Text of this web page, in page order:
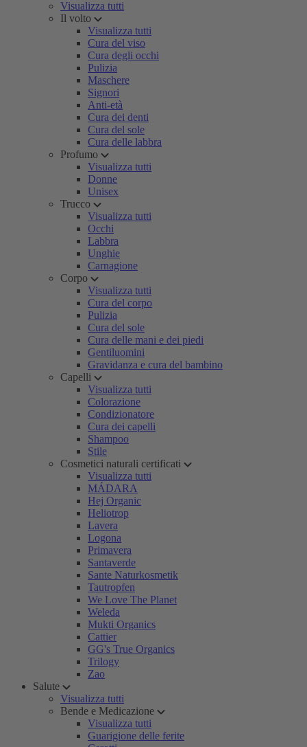
Visualizza tutti
Il volto
Visualizza tutti
Cura del viso
Cura degli occhi
Pulizia
Maschere
Signori
Anti-età
Cura dei denti
Cura del sole
Cura delle labbra
Profumo
Visualizza tutti
Donne
Unisex
Trucco
Visualizza tutti
Occhi
Labbra
Unghie
Carnagione
Corpo
Visualizza tutti
Cura del corpo
Pulizia
Cura del sole
Cura delle mani e dei piedi
Gentiluomini
Gravidanza e cura del bambino
Capelli
Visualizza tutti
Colorazione
Condizionatore
Cura dei capelli
Shampoo
Stile
Cosmetici naturali certificati
Visualizza tutti
MÁDARA
Hej Organic
Heliotrop
Lavera
Logona
Primavera
Santaverde
Sante Naturkosmetik
Tautropfen
We Love The Planet
Weleda
Mukti Organics
Cattier
GG's True Organics
Trilogy
Zao
Salute
Visualizza tutti
Bende e Medicazione
Visualizza tutti
Guarigione delle ferite